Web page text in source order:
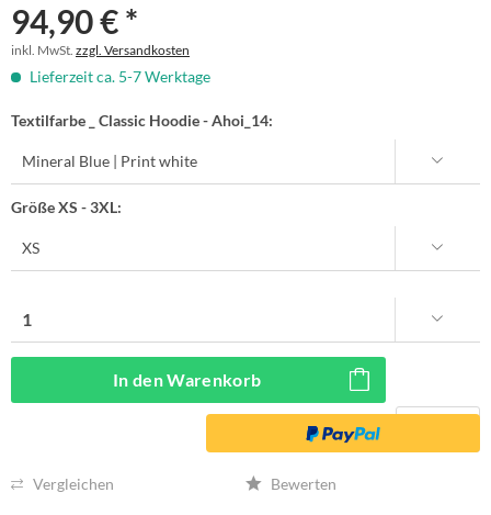
94,90 € *
inkl. MwSt. zzgl. Versandkosten
Lieferzeit ca. 5-7 Werktage
Textilfarbe _ Classic Hoodie - Ahoi_14:
Größe XS - 3XL:
In denWarenkorb
Vergleichen Bewerten